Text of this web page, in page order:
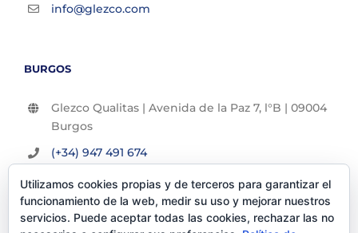
info@glezco.com
BURGOS
Glezco Qualitas | Avenida de la Paz 7, l°B | 09004
Burgos
(+34) 947 491 674
info@glezco.com
Utilizamos cookies propias y de terceros para garantizar el
funcionamiento de la web, medir su uso y mejorar nuestros
servicios. Puede aceptar todas las cookies, rechazar las no